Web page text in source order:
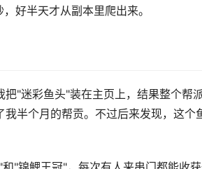
好半天才从副本里爬出来。
"迷彩鱼头"装在主页上，结果整个帮
半个月的帮贡。不过后来发现，这个